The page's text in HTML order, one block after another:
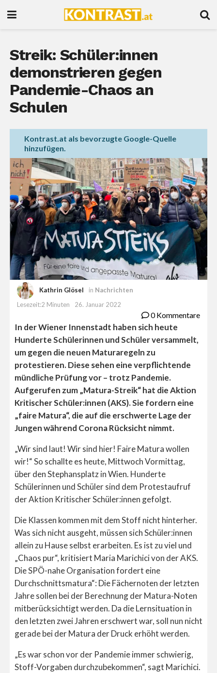
Streik: Schüler:innen
demonstrieren gegen
Pandemie-Chaos an
Schulen
Kontrast.at als bevorzugte Google-Quelle
hinzufügen.
Kathrin Glösel in Nachrichten
Lesezeit:2 Minuten
26. Januar 2022
0 Kommentare
In der Wiener Innenstadt haben sich heute
Hunderte Schülerinnen und Schüler versammelt,
um gegen die neuen Maturaregeln zu
protestieren. Diese sehen eine verpflichtende
mündliche Prüfung vor – trotz Pandemie.
Aufgerufen zum „Matura-Streik“ hat die Aktion
Kritischer Schüler:innen (AKS). Sie fordern eine
„faire Matura“, die auf die erschwerte Lage der
Jungen während Corona Rücksicht nimmt.
„Wir sind laut! Wir sind hier! Faire Matura wollen
wir!“ So schallte es heute, Mittwoch Vormittag,
über den Stephansplatz in Wien. Hunderte
Schülerinnen und Schüler sind dem Protestaufruf
der Aktion Kritischer Schüler:innen gefolgt.
Die Klassen kommen mit dem Stoff nicht hinterher.
Was sich nicht ausgeht, müssen sich Schüler:innen
allein zu Hause selbst erarbeiten. Es ist zu viel und
„Chaos pur“, kritisiert Maria Marichici von der AKS.
Die SPÖ-nahe Organisation fordert eine
Durchschnittsmatura“: Die Fächernoten der letzten
Jahre sollen bei der Berechnung der Matura-Noten
mitberücksichtigt werden. Da die Lernsituation in
den letzten zwei Jahren erschwert war, soll nun nicht
gerade bei der Matura der Druck erhöht werden.
„Es war schon vor der Pandemie immer schwierig,
Stoff-Vorgaben durchzubekommen“, sagt Marichici.